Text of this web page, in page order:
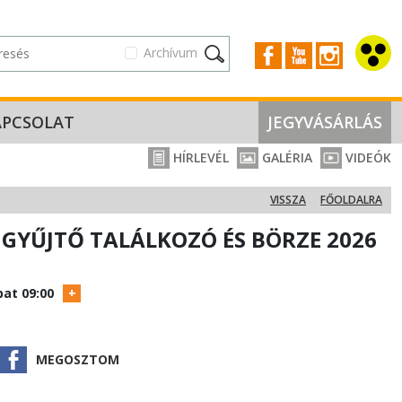
Archívum
JEGYVÁSÁRLÁS
HÍRLEVÉL GALÉRIA VIDEÓK
FŐOLDALRA
VISSZA
TALÁLKOZÓ ÉS BÖRZE 2026
09:00
MEGOSZTOM